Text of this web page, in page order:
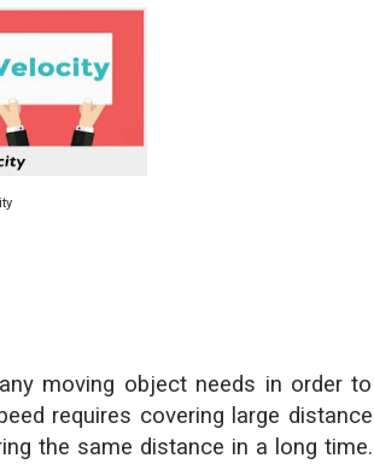
نبذة عن كتاب ( أربعون 40 ) - أحمد الشقيري
moving object needs in order to
requires covering large distance
the same distance in a long time.